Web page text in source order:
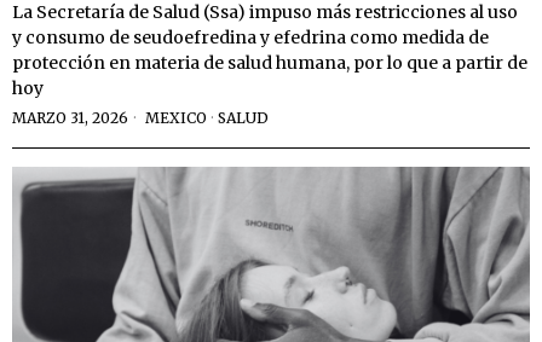
La Secretaría de Salud (Ssa) impuso más restricciones al uso
y consumo de seudoefredina y efedrina como medida de
protección en materia de salud humana, por lo que a partir de
hoy
MARZO 31, 2026 MEXICO · SALUD